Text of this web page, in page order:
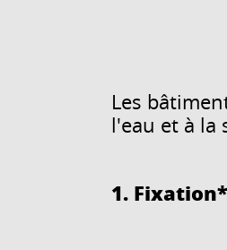
Les
l'eau et à la
1. Fixation*